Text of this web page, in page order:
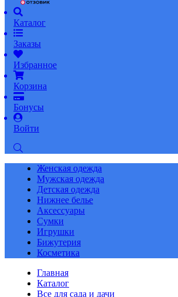
Каталог
Заказы
Избранное
Корзина
Бонусы
Войти
Женская одежда
Мужская одежда
Детская одежда
Нижнее белье
Аксессуары
Сумки
Игрушки
Бижутерия
Косметика
Главная
Каталог
Все для сада и дачи